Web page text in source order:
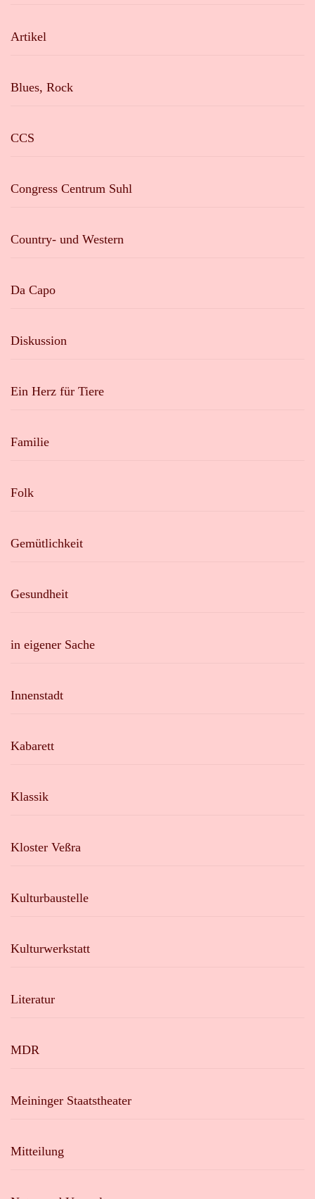
Artikel
Blues, Rock
CCS
Congress Centrum Suhl
Country- und Western
Da Capo
Diskussion
Ein Herz für Tiere
Familie
Folk
Gemütlichkeit
Gesundheit
in eigener Sache
Innenstadt
Kabarett
Klassik
Kloster Veßra
Kulturbaustelle
Kulturwerkstatt
Literatur
MDR
Meininger Staatstheater
Mitteilung